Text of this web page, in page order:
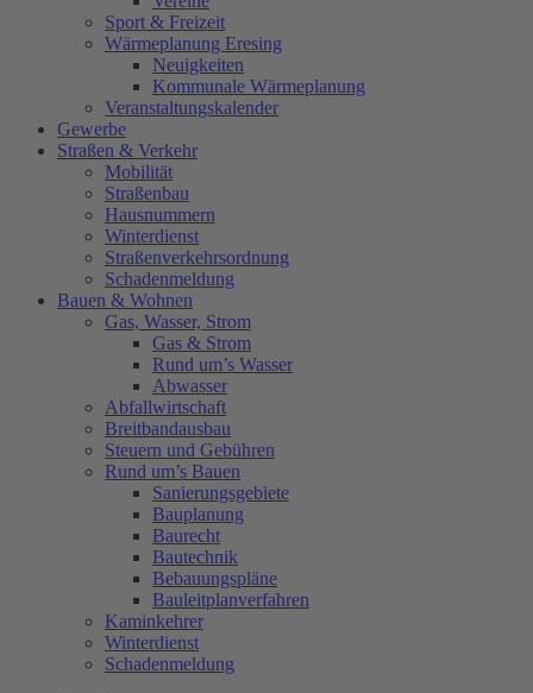
Sport & Freizeit
Wärmeplanung Eresing
Neuigkeiten
Kommunale Wärmeplanung
Veranstaltungskalender
Gewerbe
Straßen & Verkehr
Mobilität
Straßenbau
Hausnummern
Winterdienst
Straßenverkehrsordnung
Schadenmeldung
Bauen & Wohnen
Gas, Wasser, Strom
Gas & Strom
Rund um’s Wasser
Abwasser
Abfallwirtschaft
Breitbandausbau
Steuern und Gebühren
Rund um’s Bauen
Sanierungsgebiete
Bauplanung
Baurecht
Bautechnik
Bebauungspläne
Bauleitplanverfahren
Kaminkehrer
Winterdienst
Schadenmeldung